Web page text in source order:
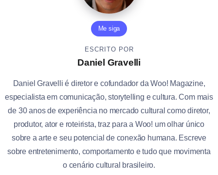
Me siga
ESCRITO POR
Daniel Gravelli
Daniel Gravelli é diretor e cofundador da Woo! Magazine,
especialista em comunicação, storytelling e cultura. Com mais
de 30 anos de experiência no mercado cultural como diretor,
produtor, ator e roteirista, traz para a Woo! um olhar único
sobre a arte e seu potencial de conexão humana. Escreve
sobre entretenimento, comportamento e tudo que movimenta
o cenário cultural brasileiro.